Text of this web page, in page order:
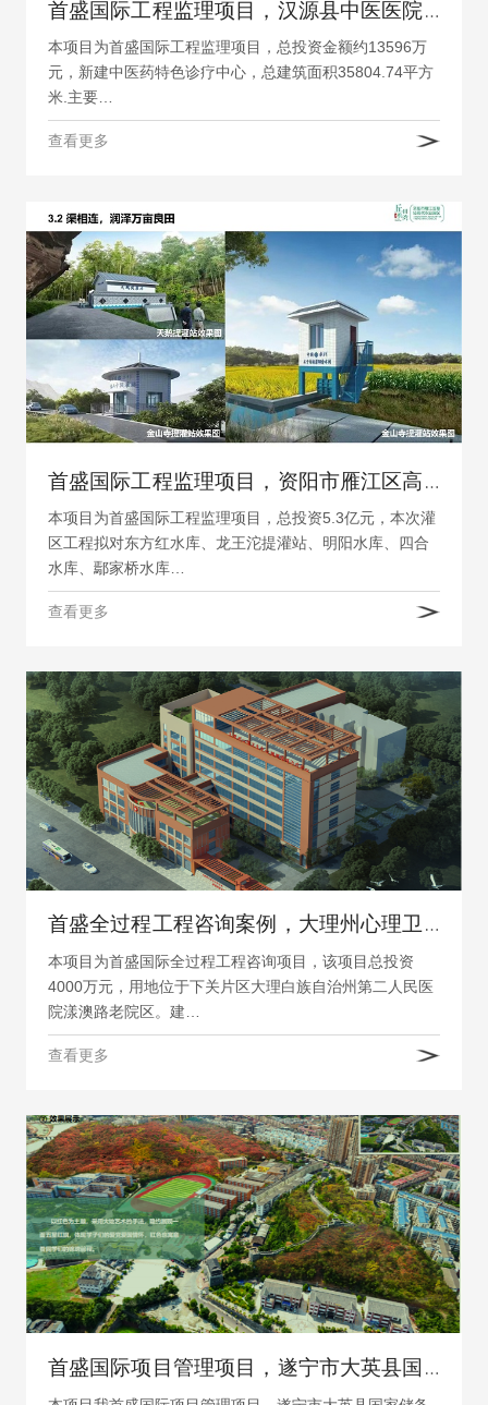
首盛国际工程监理项目，汉源县中医医院中医药特色诊疗中心建设项目
本项目为首盛国际工程监理项目，总投资金额约13596万
元，新建中医药特色诊疗中心，总建筑面积35804.74平方
米.主要…
查看更多
首盛国际工程监理项目，资阳市雁江区高标准农田建设(一期)项目-雁江区2023年2024年财政转移支付农田建设项目
本项目为首盛国际工程监理项目，总投资5.3亿元，本次灌
区工程拟对东方红水库、龙王沱提灌站、明阳水库、四合
水库、鄢家桥水库…
查看更多
首盛全过程工程咨询案例，大理州心理卫生中心和睡眠障碍诊疗中心建设项目
本项目为首盛国际全过程工程咨询项目，该项目总投资
4000万元，用地位于下关片区大理白族自治州第二人民医
院漾澳路老院区。建…
查看更多
首盛国际项目管理项目，遂宁市大英县国家储备林建设及森林质量提升项目